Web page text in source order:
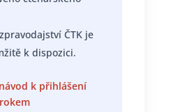
ČTK je
k dispozici.
k přihlášení